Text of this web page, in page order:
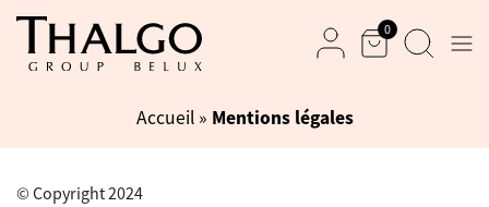
0
Accueil» Mentions légales
© Copyright 2024